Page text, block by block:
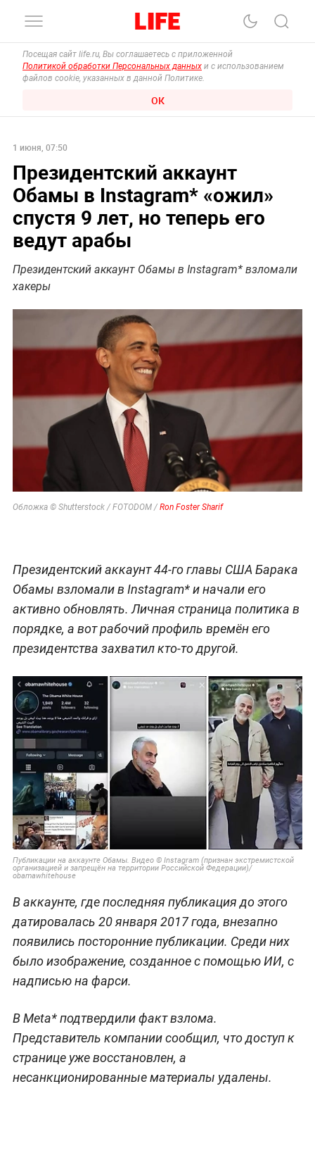
Посещая сайт life.ru, Вы соглашаетесь с приложенной
Политикой обработки Персональных данных и с использованием
файлов cookie, указанных в данной Политике.
ОК
1 июня, 07:50
Президентский аккаунт
Обамы в Instagram* «ожил»
спустя 9 лет, но теперь его
ведут арабы
Президентский аккаунт Обамы в Instagram* взломали
хакеры
Обложка © Shutterstock / FOTODOM / Ron Foster Sharif
Президентский аккаунт 44-го главы США Барака
Обамы взломали в Instagram* и начали его
активно обновлять. Личная страница политика в
порядке, а вот рабочий профиль времён его
президентства захватил кто-то другой.
Публикации на аккаунте Обамы. Видео © Instagram (признан экстремистской
организацией и запрещён на территории Российской Федерации)/
obamawhitehouse
В аккаунте, где последняя публикация до этого
датировалась 20 января 2017 года, внезапно
появились посторонние публикации. Среди них
было изображение, созданное с помощью ИИ, с
надписью на фарси.
В Meta* подтвердили факт взлома.
Представитель компании сообщил, что доступ к
странице уже восстановлен, а
несанкционированные материалы удалены.